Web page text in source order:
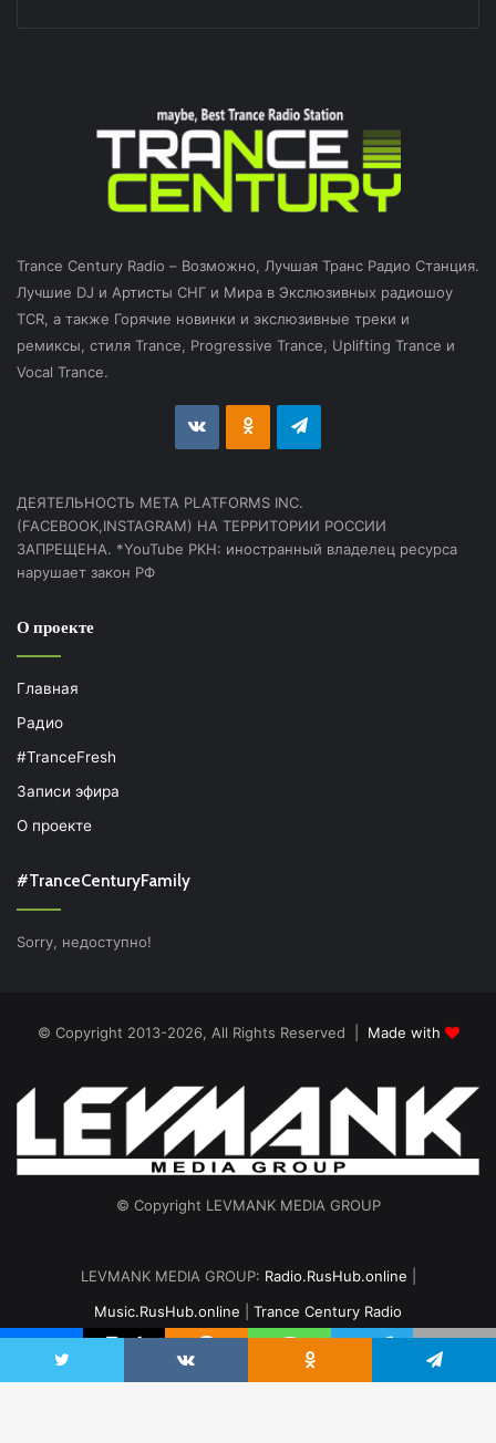
Trance Century Radio – Возможно, Лучшая Транс Радио Станция.
Лучшие DJ и Артисты СНГ и Мира в Экслюзивных радиошоу
TCR, а также Горячие новинки и экслюзивные треки и
ремиксы, стиля Trance, Progressive Trance, Uplifting Trance и
Vocal Trance.
vk.com Odnoklassniki
Telegram
ДЕЯТЕЛЬНОСТЬ МЕТА PLATFORMS INC.
(FACEBOOK,INSTAGRAM) НА ТЕРРИТОРИИ РОССИИ
ЗАПРЕЩЕНА. *YouTube РКН: иностранный владелец ресурса
нарушает закон РФ
О проекте
Главная
Радио
#TranceFresh
Записи эфира
О проекте
#TranceCenturyFamily
Sorry, недоступно!
© Copyright 2013-2026, All Rights Reserved | Made with
© Copyright LEVMANK MEDIA GROUP
LEVMANK MEDIA GROUP: Radio.RusHub.online
Music.RusHub.online
Trance Century Radio
vk.comOdnoklassniki
Telegram
Twitter VKontakte Odnoklassniki Telegram